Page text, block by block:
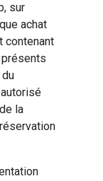
sur
achat
contenant
présents
la